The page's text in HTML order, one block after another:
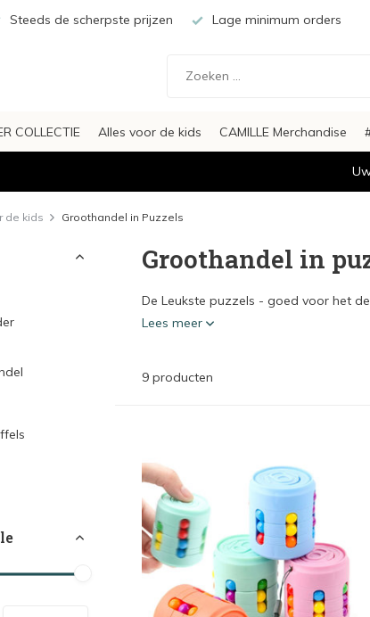
Steeds de scherpste prijzen Lage minimum orders
COLLECTIE Alles voor de kids CAMILLE Merchandise
de kids Groothandel in Puzzels
Groothandel in
De Leukste puzzels - goed voor het
Lees meer
9 producten